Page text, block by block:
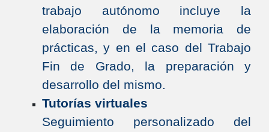
trabajo autónomo incluye la
elaboración de la memoria de
prácticas, y en el caso del Trabajo
Fin de Grado, la preparación y
desarrollo del mismo.
Tutorías virtuales
Seguimiento personalizado del